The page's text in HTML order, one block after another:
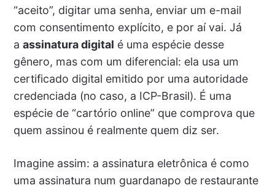
“aceito”, digitar uma senha, enviar um e-mail
com consentimento explícito, e por aí vai. Já
a assinatura digital é uma espécie desse
gênero, mas com um diferencial: ela usa um
certificado digital emitido por uma autoridade
credenciada (no caso, a ICP-Brasil). É uma
espécie de “cartório online” que comprova que
quem assinou é realmente quem diz ser.
Imagine assim: a assinatura eletrônica é como
uma assinatura num guardanapo de restaurante